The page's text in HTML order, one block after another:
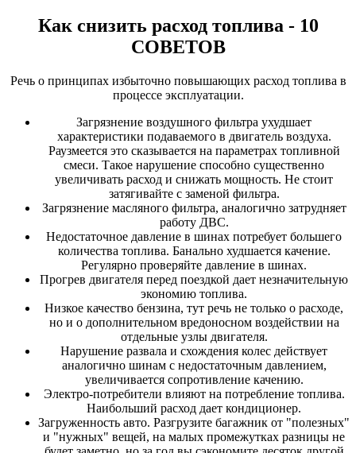
Как снизить расход топлива - 10
СОВЕТОВ
Речь о принципах избыточно повышающих расход топлива в
процессе эксплуатации.
Загрязнение воздушного фильтра ухудшает
характеристики подаваемого в двигатель воздуха.
Раузмеется это сказывается на параметрах топливной
смеси. Такое нарушение способно существенно
увеличивать расход и снижать мощность. Не стоит
затягивайте с заменой фильтра.
Загрязнение масляного фильтра, аналогично затрудняет
работу ДВС.
Недостаточное давление в шинах потребует большего
количества топлива. Банально худшается качение.
Регулярно проверяйте давление в шинах.
Прогрев двигателя перед поездкой дает незначительную
экономию топлива.
Низкое качество бензина, тут речь не только о расходе,
но и о дополнительном вредоносном воздействии на
отдельные узлы двигателя.
Нарушение развала и схождения колес действует
аналогично шинам с недостаточным давлением,
увеличивается сопротивление качению.
Электро-потребители влияют на потребление топлива.
Наибольший расход дает кондиционер.
Загруженность авто. Разгрузите багажник от "полезных"
и "нужных" вещей, на малых промежутках разницы не